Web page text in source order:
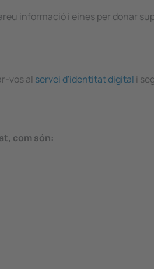
informació i eines per donar
vos al servei d'identitat digital i
com són: